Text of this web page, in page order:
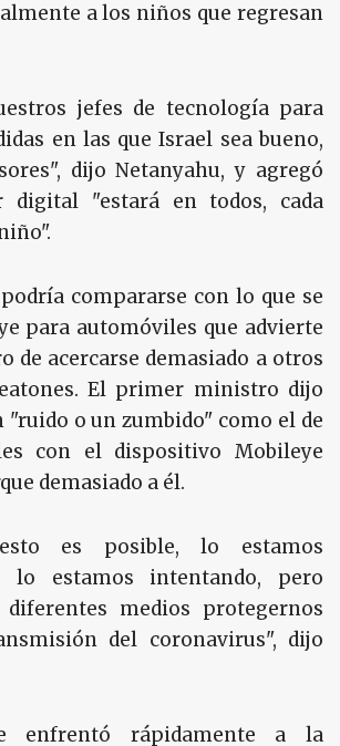
a los niños que regresan
jefes de tecnología para
en las que Israel sea bueno,
dijo Netanyahu, y agregó
digital "estará en todos, cada
compararse con lo que se
para automóviles que advierte
de acercarse demasiado a otros
El primer ministro dijo
"ruido o un zumbido" como el de
con el dispositivo Mobileye
demasiado a él.
es posible, lo estamos
lo estamos intentando, pero
medios protegernos
del coronavirus", dijo
enfrentó rápidamente a la